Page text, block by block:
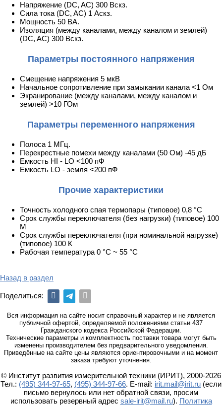
Напряжение (DC, AC) 300 Вскз.
Сила тока (DC, AC) 1 Аскз.
Мощность 50 ВА.
Изоляция (между каналами, между каналом и землей)
(DC, AC) 300 Вскз.
Параметры постоянного напряжения
Смещение напряжения 5 мкВ
Начальное сопротивление при замыкании канала <1 Ом
Экранирование (между каналами, между каналом и
землей) >10 ГОм
Параметры переменного напряжения
Полоса 1 МГц.
Перекрестные помехи между каналами (50 Ом) -45 дБ
Емкость HI - LO <100 пФ
Емкость LO - земля <200 пФ
Прочие характеристики
Точность холодного спая термопары (типовое) 0,8 °С
Срок службы переключателя (без нагрузки) (типовое) 100
М
Срок службы переключателя (при номинальной нагрузке)
(типовое) 100 К
Рабочая температура 0 °С ~ 55 °С
Назад в раздел
Поделиться:
Вся информация на сайте носит справочный характер и не является
публичной офертой, определяемой положениями статьи 437
Гражданского кодекса Российской Федерации.
Технические параметры и комплектность поставки товара могут быть
изменены производителем без предварительного уведомления.
Приведённые на сайте цены являются ориентировочными и на момент
заказа требуют уточнения.
© Институт развития измерительной техники (ИРИТ), 2000-2026
Тел.: (495) 344-97-65, (495) 344-97-66. E-mail: irit.mail@irit.ru (если
письмо вернулось или нет обратной связи, просим
использовать резервный адрес sale-irit@mail.ru). Политика